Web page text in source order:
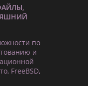
по
и
FreeBSD,